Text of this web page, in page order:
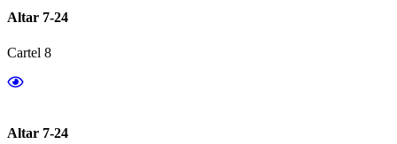
Altar 7-24
Cartel 8
Altar 7-24